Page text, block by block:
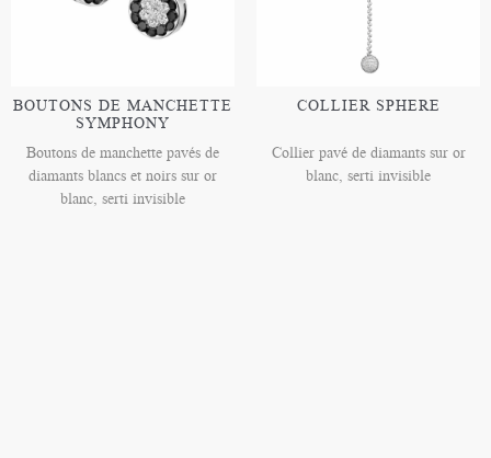
BOUTONS DE MANCHETTE
SYMPHONY
Boutons de manchette pavés de
diamants blancs et noirs sur or
blanc, serti invisible
COLLIER SPHERE
Collier pavé de diamants sur or
blanc, serti invisible